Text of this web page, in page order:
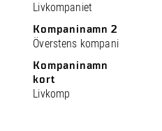
Livkompaniet
Kompaninamn 2
Överstens kompani
Kompaninamn
kort
Livkomp